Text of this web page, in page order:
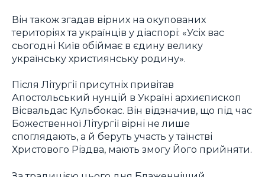
Він також згадав вірних на окупованих
територіях та українців у діаспорі: «Усіх вас
сьогодні Київ обіймає в єдину велику
українську християнську родину».
Після Літургії присутніх привітав
Апостольський нунцій в Україні архиєпископ
Вісвальдас Кульбокас. Він відзначив, що під час
Божественної Літургії вірні не лише
споглядають, а й беруть участь у таїнстві
Христового Різдва, мають змогу Його прийняти.